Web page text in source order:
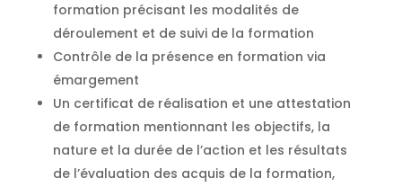
formation précisant les modalités de
déroulement et de suivi de la formation
Contrôle de la présence en formation via
émargement
Un certificat de réalisation et une attestation
de formation mentionnant les objectifs, la
nature et la durée de l’action et les résultats
de l’évaluation des acquis de la formation,